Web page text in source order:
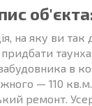
на яку ви так
в
— 110
ремонт.